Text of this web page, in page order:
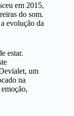
em 2015,
do som.
evolução da
estar.
um
na